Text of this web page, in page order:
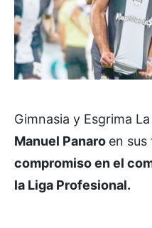
Gimnasia y Esgrima
Manuel Panaro en sus
compromiso en el
la Liga Profesional.